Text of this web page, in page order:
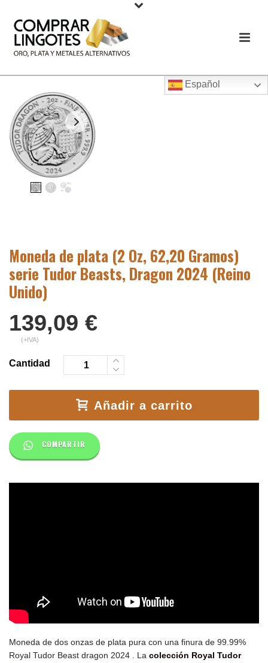
Español
Moneda de plata (2 Oz, 62,20 Gramos)
serie Tudor Beasts, Dragon 2024 (Reino
Unido)
139,09 €
(+IVA)
Cantidad
Añadir a carrito
COMPARTIR
Moneda de dos onzas de plata pura con una finura de 99.99%
Royal Tudor Beast dragon 2024 . La colección Royal Tudor